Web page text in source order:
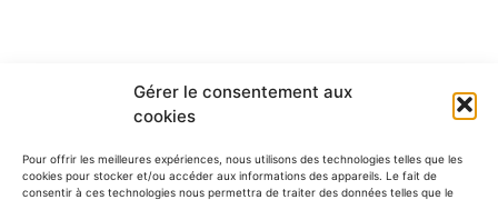
Gérer le consentement aux
cookies
Pour offrir les meilleures expériences, nous utilisons des technologies telles que les
cookies pour stocker et/ou accéder aux informations des appareils. Le fait de
consentir à ces technologies nous permettra de traiter des données telles que le
ECOLE LIBRE SUBVENTIONNÉE SAINT-ELEUTHÈRE
PLACE DE BLANDAIN, 19 – 7522, TOURNAI